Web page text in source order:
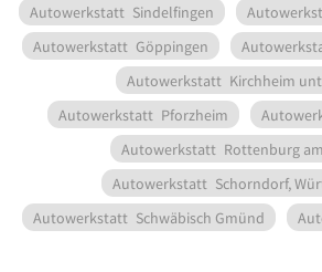
Autowerkstatt Sindelfingen
Autowerkstatt Göppingen
Autowerkstatt Kirchheim
Autowerkstatt Pforzheim
Autowerkstatt Rottenburg
Autowerkstatt Schorndorf,
Autowerkstatt Schwäbisch Gmünd